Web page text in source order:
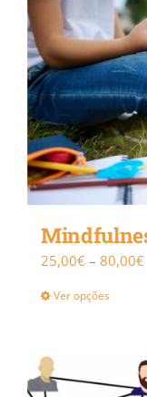
25,00€ – 80,00€
Ver opções